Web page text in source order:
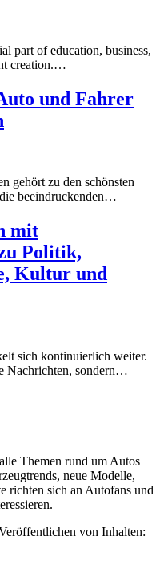
part of education, business,
creation.…
und Fahrer
gehört zu den schönsten
beeindruckenden…
mit
Politik,
Kultur und
sich kontinuierlich weiter.
Nachrichten, sondern…
Themen rund um Autos
neue Modelle,
richten sich an Autofans und
von Inhalten: